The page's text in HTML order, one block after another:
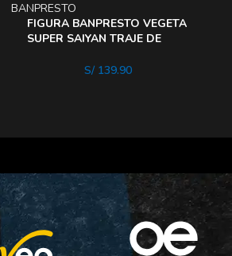
FIGURA BANPRESTO VEGETA
SUPER SAIYAN TRAJE DE
BANPRESTO
S/139.90